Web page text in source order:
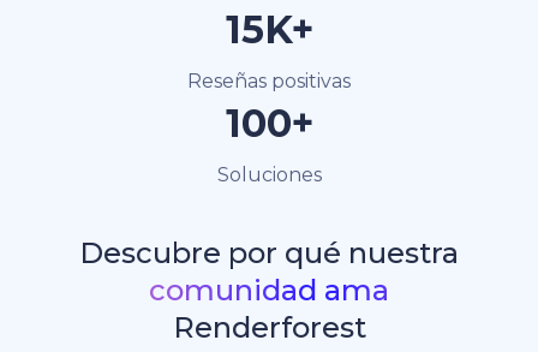
15K+
Reseñas positivas
100+
Soluciones
Descubre por qué nuestra
comunidad ama
Renderforest